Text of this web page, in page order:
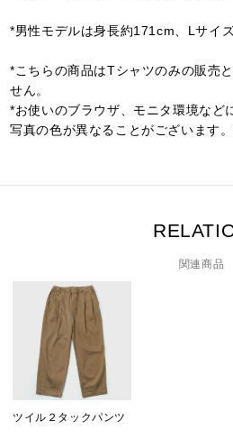
*男性モデルは身長約171cm、Lサイ
*こちらの商品はTシャツのみの販売
せん。
*お使いのブラウザ、モニタ環境など
写真の色が異なることがございます
関連商品
ツイル２タックパンツ